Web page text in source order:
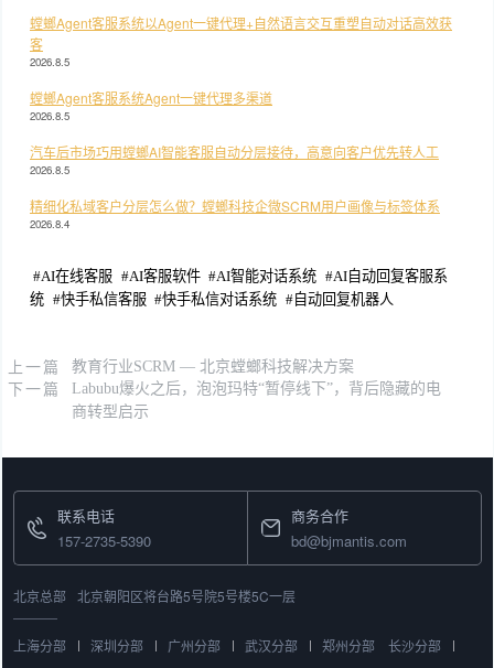
螳螂Agent客服系统以Agent一键代理+自然语言交互重塑自动对话高效获
客
2026.8.5
螳螂Agent客服系统Agent一键代理多渠道
2026.8.5
汽车后市场巧用螳螂AI智能客服自动分层接待，高意向客户优先转人工
2026.8.5
精细化私域客户分层怎么做？螳螂科技企微SCRM用户画像与标签体系
2026.8.4
#AI在线客服 #AI客服软件 #AI智能对话系统 #AI自动回复客服系
统 #快手私信客服 #快手私信对话系统 #自动回复机器人
上一篇 教育行业SCRM — 北京螳螂科技解决方案
下一篇
Labubu爆火之后，泡泡玛特“暂停线下”，背后隐藏的电
商转型启示
联系电话
157-2735-5390
商务合作
bd@bjmantis.com
北京总部 北京朝阳区将台路5号院5号楼5C一层
上海分部 深圳分部 广州分部 武汉分部 郑州分部 长沙分部